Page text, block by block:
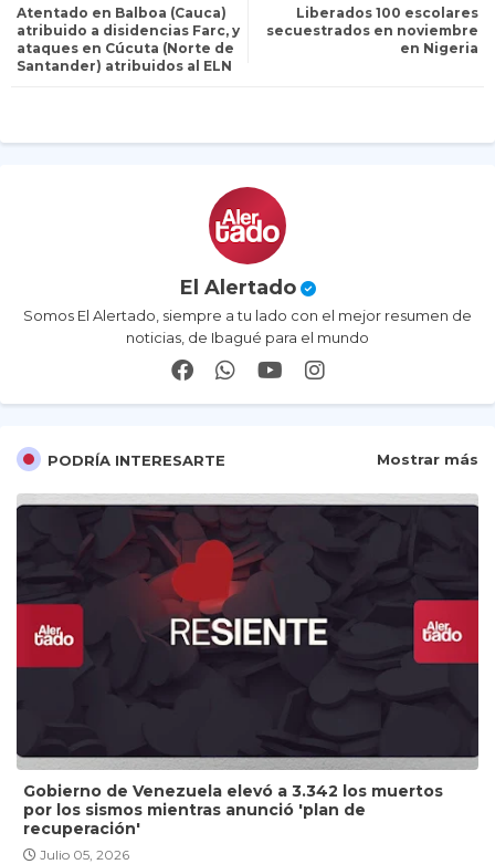
ats
Liberados 100 escolares
secuestrados en noviembre
en Nigeria
Atentado en Balboa (Cauca)
atribuido a disidencias Farc, y
ataques en Cúcuta (Norte de
Santander) atribuidos al ELN
El Alertado
Somos El Alertado, siempre a tu lado con el mejor resumen de
noticias, de Ibagué para el mundo
PODRÍA INTERESARTE Mostrar más
Gobierno de Venezuela elevó a 3.342 los muertos
por los sismos mientras anunció 'plan de
recuperación'
Julio 05, 2026